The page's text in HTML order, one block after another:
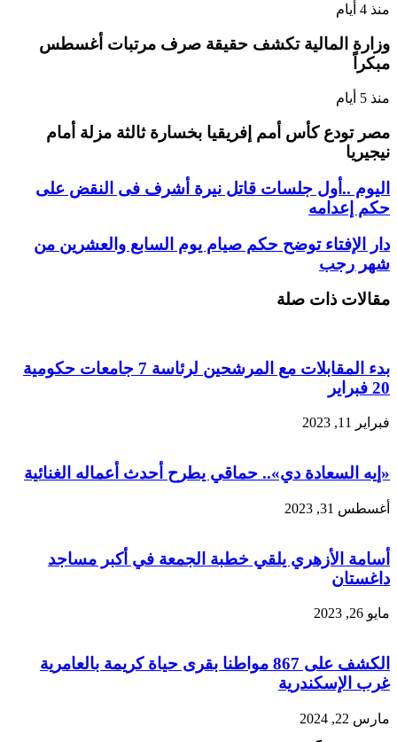
منذ 4 أيام
وزارة المالية تكشف حقيقة صرف مرتبات أغسطس
مبكراً
منذ 5 أيام
مصر تودع كأس أمم إفريقيا بخسارة ثالثة مزلة أمام
نيجيريا
اليوم ..أول جلسات قاتل نيرة أشرف فى النقض على
حكم إعدامه
دار الإفتاء توضح حكم صيام يوم السابع والعشرين من
شهر رجب
مقالات ذات صلة
بدء المقابلات مع المرشحين لرئاسة 7 جامعات حكومية
20 فبراير
فبراير 11, 2023
«إيه السعادة دي».. حماقي يطرح أحدث أعماله الغنائية
أغسطس 31, 2023
أسامة الأزهري يلقي خطبة الجمعة في أكبر مساجد
داغستان
مايو 26, 2023
الكشف على 867 مواطنا بقرى حياة كريمة بالعامرية
غرب الإسكندرية
مارس 22, 2024